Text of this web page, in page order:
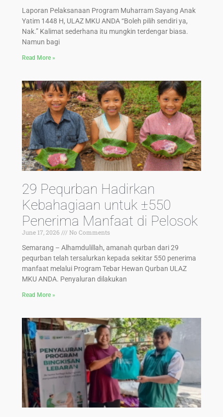
Laporan Pelaksanaan Program Muharram Sayang Anak
Yatim 1448 H, ULAZ MKU ANDA “Boleh pilih sendiri ya,
Nak.” Kalimat sederhana itu mungkin terdengar biasa.
Namun bagi
Read More »
29 Pequrban Hadirkan
Kebahagiaan untuk ±550
Penerima Manfaat di Pelosok
June 17, 2026
No Comments
Semarang – Alhamdulillah, amanah qurban dari 29
pequrban telah tersalurkan kepada sekitar 550 penerima
manfaat melalui Program Tebar Hewan Qurban ULAZ
MKU ANDA. Penyaluran dilakukan
Read More »